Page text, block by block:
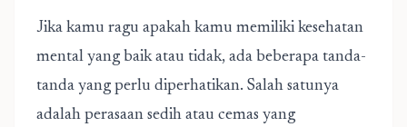
Jika kamu ragu apakah kamu memiliki kesehatan
mental yang baik atau tidak, ada beberapa tanda-
tanda yang perlu diperhatikan. Salah satunya
adalah perasaan sedih atau cemas yang